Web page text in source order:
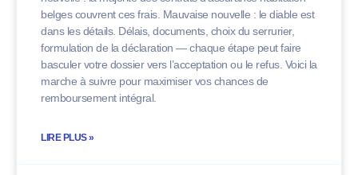
belges couvrent ces frais. Mauvaise nouvelle : le diable est
dans les détails. Délais, documents, choix du serrurier,
formulation de la déclaration — chaque étape peut faire
basculer votre dossier vers l’acceptation ou le refus. Voici la
marche à suivre pour maximiser vos chances de
remboursement intégral.
LIRE PLUS »